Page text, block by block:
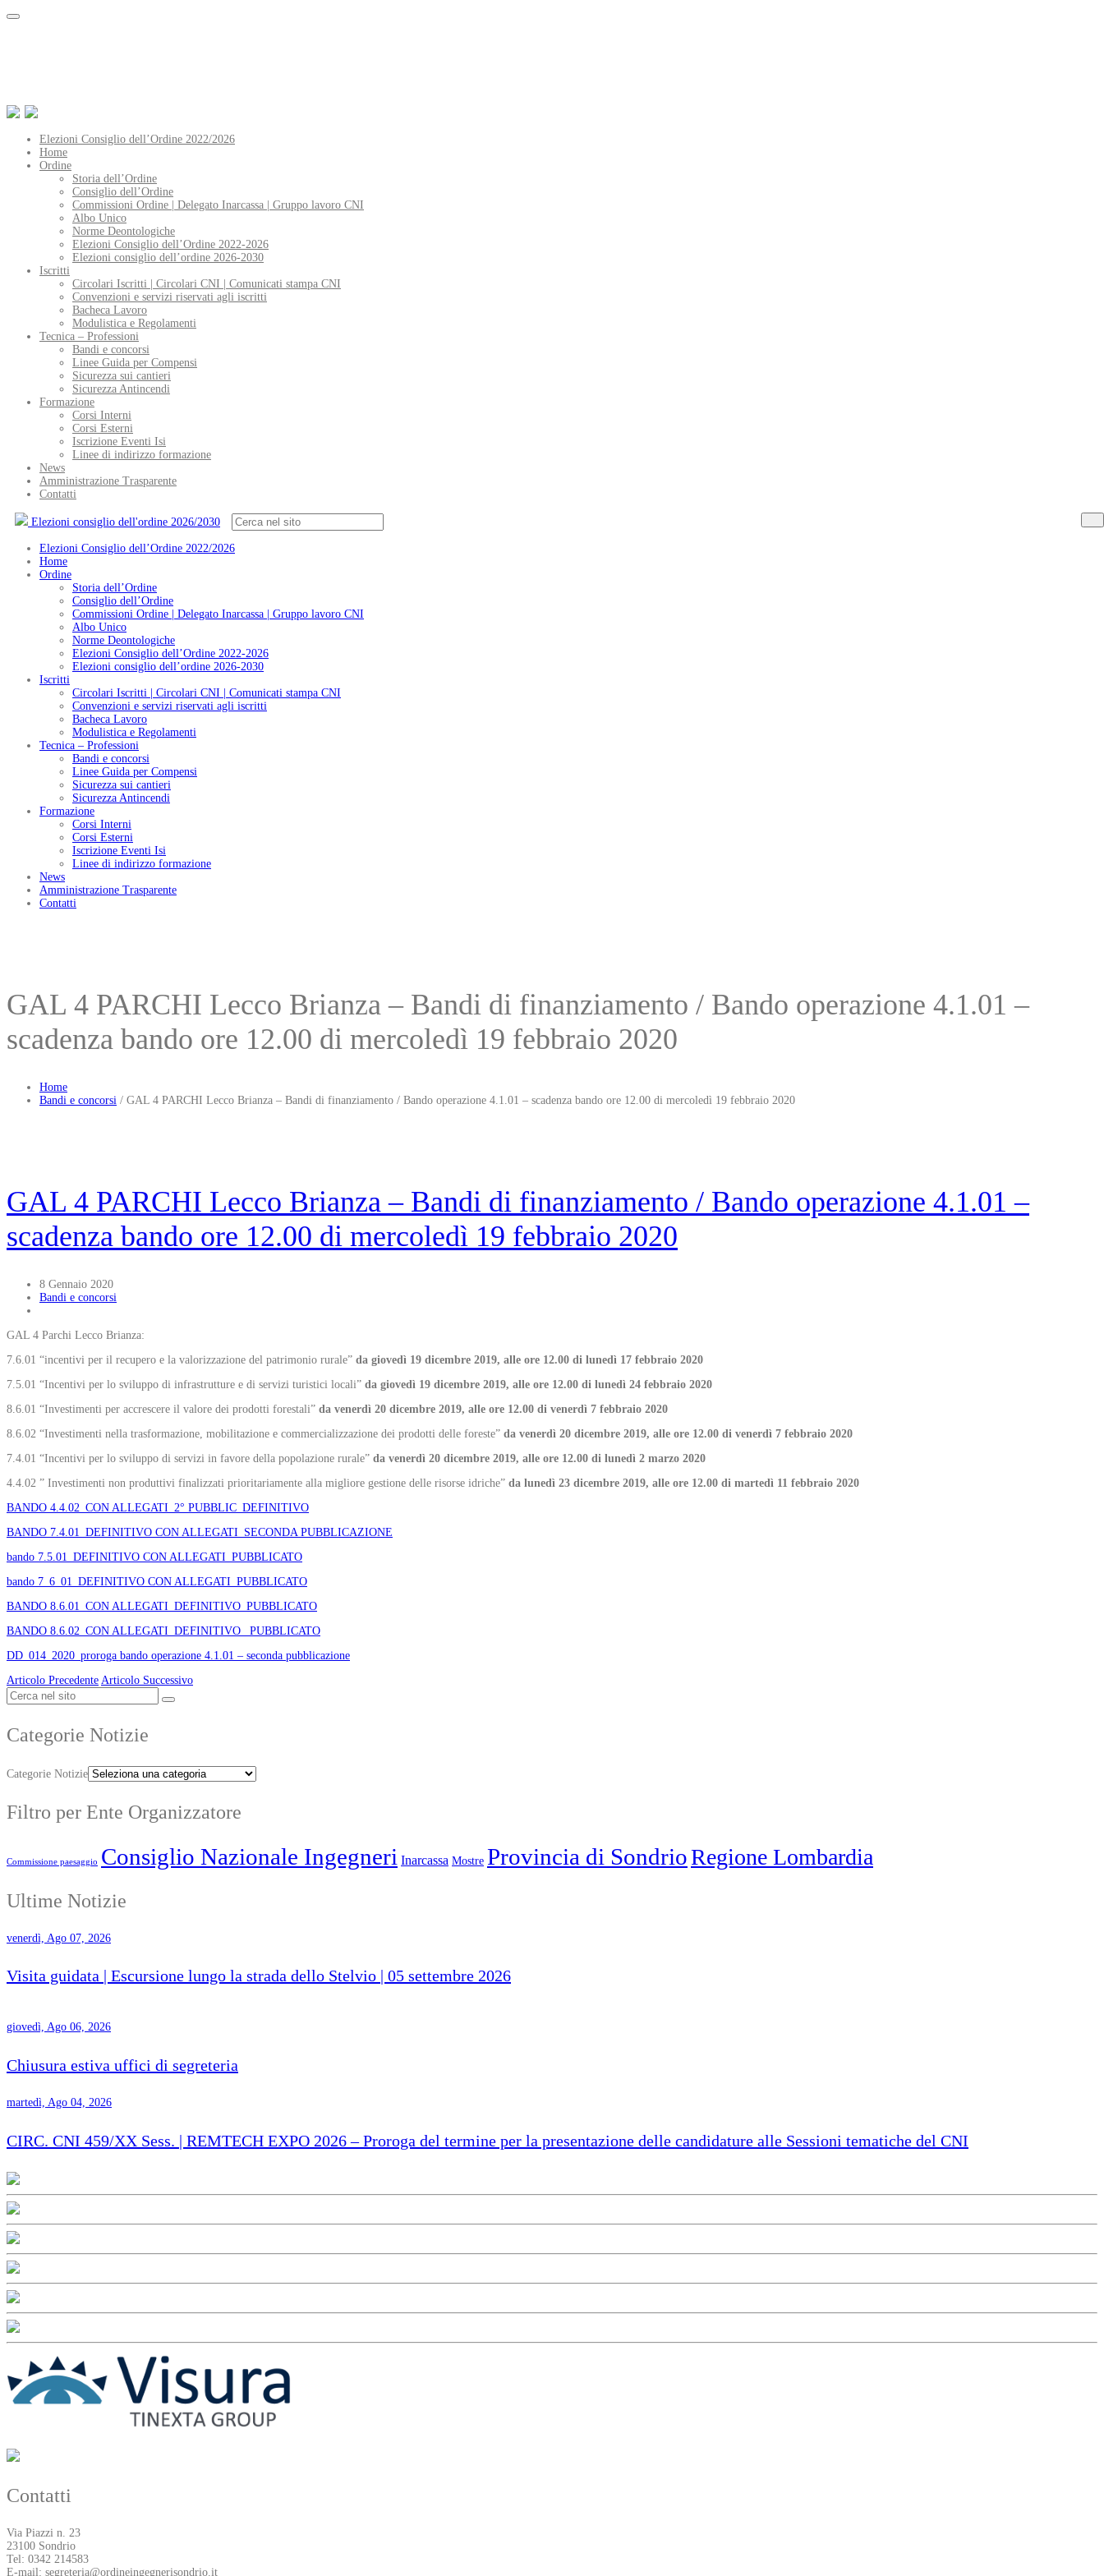
Elezioni Consiglio dell’Ordine 2022/2026
Home
Ordine
Storia dell’Ordine
Consiglio dell’Ordine
Commissioni Ordine | Delegato Inarcassa | Gruppo lavoro CNI
Albo Unico
Norme Deontologiche
Elezioni Consiglio dell’Ordine 2022-2026
Elezioni consiglio dell’ordine 2026-2030
Iscritti
Circolari Iscritti | Circolari CNI | Comunicati stampa CNI
Convenzioni e servizi riservati agli iscritti
Bacheca Lavoro
Modulistica e Regolamenti
Tecnica – Professioni
Bandi e concorsi
Linee Guida per Compensi
Sicurezza sui cantieri
Sicurezza Antincendi
Formazione
Corsi Interni
Corsi Esterni
Iscrizione Eventi Isi
Linee di indirizzo formazione
News
Amministrazione Trasparente
Contatti
Elezioni consiglio dell'ordine 2026/2030
Elezioni Consiglio dell’Ordine 2022/2026
Home
Ordine
Storia dell’Ordine
Consiglio dell’Ordine
Commissioni Ordine | Delegato Inarcassa | Gruppo lavoro CNI
Albo Unico
Norme Deontologiche
Elezioni Consiglio dell’Ordine 2022-2026
Elezioni consiglio dell’ordine 2026-2030
Iscritti
Circolari Iscritti | Circolari CNI | Comunicati stampa CNI
Convenzioni e servizi riservati agli iscritti
Bacheca Lavoro
Modulistica e Regolamenti
Tecnica – Professioni
Bandi e concorsi
Linee Guida per Compensi
Sicurezza sui cantieri
Sicurezza Antincendi
Formazione
Corsi Interni
Corsi Esterni
Iscrizione Eventi Isi
Linee di indirizzo formazione
News
Amministrazione Trasparente
Contatti
GAL 4 PARCHI Lecco Brianza – Bandi di finanziamento / Bando operazione 4.1.01 –
scadenza bando ore 12.00 di mercoledì 19 febbraio 2020
Home
Bandi e concorsi / GAL 4 PARCHI Lecco Brianza – Bandi di finanziamento / Bando operazione 4.1.01 – scadenza bando ore 12.00 di mercoledì 19 febbraio 2020
GAL 4 PARCHI Lecco Brianza – Bandi di finanziamento / Bando operazione 4.1.01 –
scadenza bando ore 12.00 di mercoledì 19 febbraio 2020
8 Gennaio 2020
Bandi e concorsi
GAL 4 Parchi Lecco Brianza:
7.6.01 “incentivi per il recupero e la valorizzazione del patrimonio rurale” da giovedì 19 dicembre 2019, alle ore 12.00 di lunedì 17 febbraio 2020
7.5.01 “Incentivi per lo sviluppo di infrastrutture e di servizi turistici locali” da giovedì 19 dicembre 2019, alle ore 12.00 di lunedì 24 febbraio 2020
8.6.01 “Investimenti per accrescere il valore dei prodotti forestali” da venerdì 20 dicembre 2019, alle ore 12.00 di venerdì 7 febbraio 2020
8.6.02 “Investimenti nella trasformazione, mobilitazione e commercializzazione dei prodotti delle foreste” da venerdì 20 dicembre 2019, alle ore 12.00 di venerdì 7 febbraio 2020
7.4.01 “Incentivi per lo sviluppo di servizi in favore della popolazione rurale” da venerdì 20 dicembre 2019, alle ore 12.00 di lunedì 2 marzo 2020
4.4.02 ” Investimenti non produttivi finalizzati prioritariamente alla migliore gestione delle risorse idriche” da lunedì 23 dicembre 2019, alle ore 12.00 di martedì 11 febbraio 2020
BANDO 4.4.02_CON ALLEGATI_2° PUBBLIC_DEFINITIVO
BANDO 7.4.01_DEFINITIVO CON ALLEGATI_SECONDA PUBBLICAZIONE
bando 7.5.01_DEFINITIVO CON ALLEGATI_PUBBLICATO
bando 7_6_01_DEFINITIVO CON ALLEGATI_PUBBLICATO
BANDO 8.6.01_CON ALLEGATI_DEFINITIVO_PUBBLICATO
BANDO 8.6.02_CON ALLEGATI_DEFINITIVO_ PUBBLICATO
DD_014_2020_proroga bando operazione 4.1.01 – seconda pubblicazione
Articolo Precedente Articolo Successivo
Categorie Notizie
Categorie Notizie
Filtro per Ente Organizzatore
Commissione paesaggio Consiglio Nazionale Ingegneri Inarcassa Mostre Provincia di SondrioRegione Lombardia
Ultime Notizie
venerdì, Ago 07, 2026
Visita guidata | Escursione lungo la strada dello Stelvio | 05 settembre 2026
giovedì, Ago 06, 2026
Chiusura estiva uffici di segreteria
martedì, Ago 04, 2026
CIRC. CNI 459/XX Sess. | REMTECH EXPO 2026 – Proroga del termine per la presentazione delle candidature alle Sessioni tematiche del CNI
Contatti
Via Piazzi n. 23
23100 Sondrio
Tel: 0342 214583
E-mail: segreteria@ordineingegnerisondrio.it